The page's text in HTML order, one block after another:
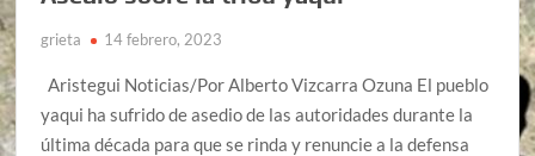
grieta 14 febrero, 2023
Aristegui Noticias/Por Alberto Vizcarra Ozuna El pueblo
yaqui ha sufrido de asedio de las autoridades durante la
última década para que se rinda y renuncie a la defensa